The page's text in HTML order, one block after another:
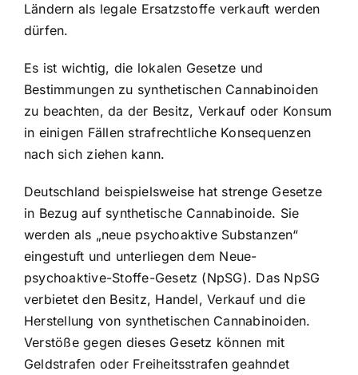
Ländern als legale Ersatzstoffe verkauft werden
dürfen.
Es ist wichtig, die lokalen Gesetze und
Bestimmungen zu synthetischen Cannabinoiden
zu beachten, da der Besitz, Verkauf oder Konsum
in einigen Fällen strafrechtliche Konsequenzen
nach sich ziehen kann.
Deutschland beispielsweise hat strenge Gesetze
in Bezug auf synthetische Cannabinoide. Sie
werden als „neue psychoaktive Substanzen“
eingestuft und unterliegen dem Neue-
psychoaktive-Stoffe-Gesetz (NpSG). Das NpSG
verbietet den Besitz, Handel, Verkauf und die
Herstellung von synthetischen Cannabinoiden.
Verstöße gegen dieses Gesetz können mit
Geldstrafen oder Freiheitsstrafen geahndet